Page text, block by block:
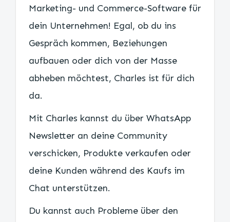
Marketing- und Commerce-Software für
dein Unternehmen! Egal, ob du ins
Gespräch kommen, Beziehungen
aufbauen oder dich von der Masse
abheben möchtest, Charles ist für dich
da.
Mit Charles kannst du über WhatsApp
Newsletter an deine Community
verschicken, Produkte verkaufen oder
deine Kunden während des Kaufs im
Chat unterstützen.
Du kannst auch Probleme über den